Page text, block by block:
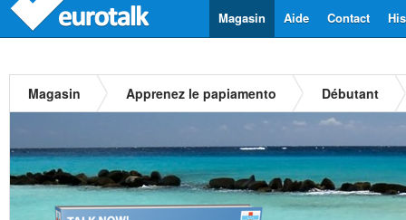
Contact
Aide
Magasin
Magasin Apprenez le papiamento Débutant